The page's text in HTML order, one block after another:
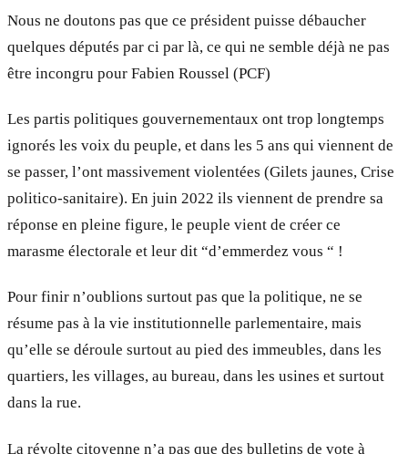
Nous ne doutons pas que ce président puisse débaucher
quelques députés par ci par là, ce qui ne semble déjà ne pas
être incongru pour Fabien Roussel (PCF)
Les partis politiques gouvernementaux ont trop longtemps
ignorés les voix du peuple, et dans les 5 ans qui viennent de
se passer, l’ont massivement violentées (Gilets jaunes, Crise
politico-sanitaire). En juin 2022 ils viennent de prendre sa
réponse en pleine figure, le peuple vient de créer ce
marasme électorale et leur dit “d’emmerdez vous “ !
Pour finir n’oublions surtout pas que la politique, ne se
résume pas à la vie institutionnelle parlementaire, mais
qu’elle se déroule surtout au pied des immeubles, dans les
quartiers, les villages, au bureau, dans les usines et surtout
dans la rue.
La révolte citoyenne n’a pas que des bulletins de vote à